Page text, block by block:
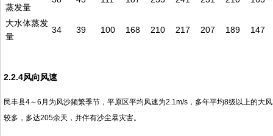
蒸发量
大水体蒸发
量
34 39 100 168 210 217 207 189 147
2.2.4风向风速
民丰县4～6月为风沙频繁季节，平原区平均风速为2.1m/s，多年平均8级以上的大
较多，多达205余天，并伴有沙尘暴灾害。